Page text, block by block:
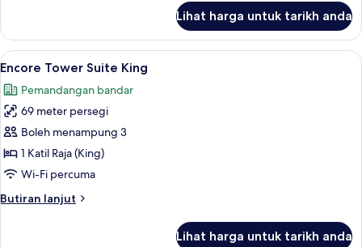
Tower
Suite
Salon
Lihat harga untuk tarikh anda
Lihat
semua
foto
untuk
Encore
Tower
Suite
Peralatan tempat tidur premium,
4
Encore Tower Suite King
Pemandangan bandar
69 meter persegi
Boleh menampung 3
1 Katil Raja (King)
Wi-Fi percuma
Butiran lanjut
Butiran
Lihat harga untuk tarikh anda